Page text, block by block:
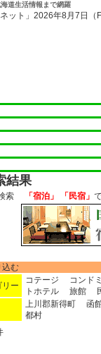
道生活情報まで網羅
結果
索 「宿泊」 「民宿」
込む
ー
コテージ
コンド
トホテル
旅館
上川郡新得町
函
都村